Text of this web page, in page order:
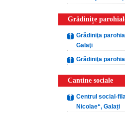
Grădinițe
Grădiniţa
Galaţi
Grădiniţa
Cantine sociale
Centrul social-
Nicolae“, Galați